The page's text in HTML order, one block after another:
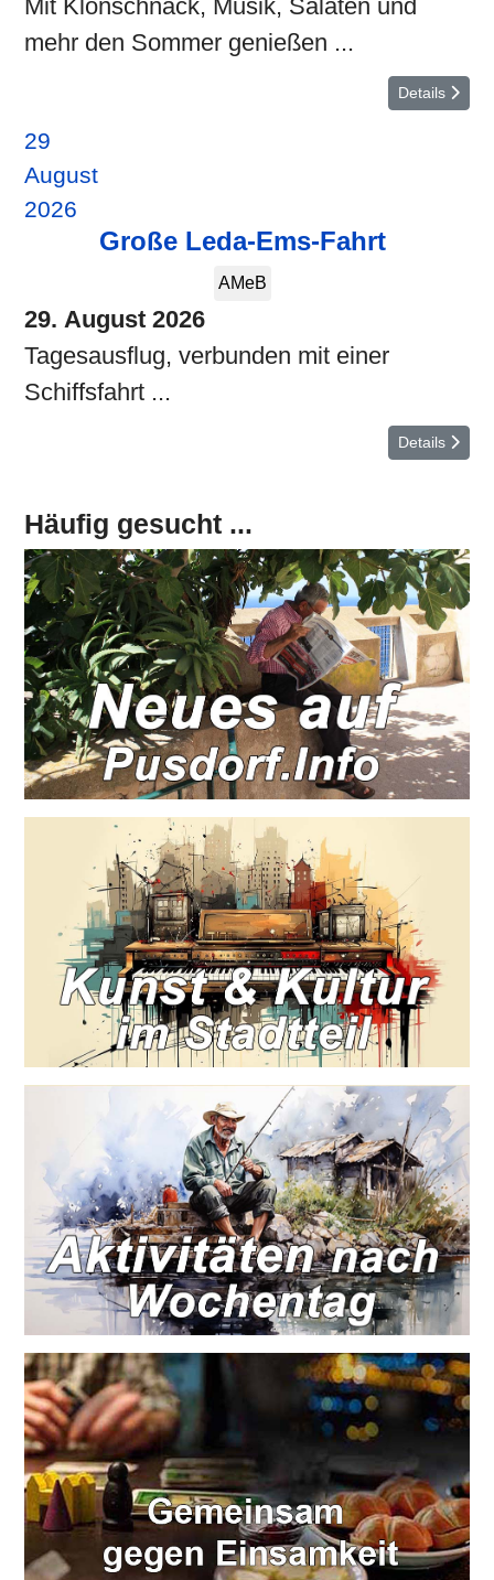
Mit Klönschnack, Musik, Salaten und
mehr den Sommer genießen ...
Details
29
August
2026
Große Leda-Ems-Fahrt
AMeB
29. August 2026
Tagesausflug, verbunden mit einer
Schiffsfahrt ...
Details
Häufig gesucht ...